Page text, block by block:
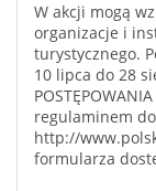
W akcji mogą
organizacje i
turystycznego.
10 lipca do 28
regulaminem
http://
formularza